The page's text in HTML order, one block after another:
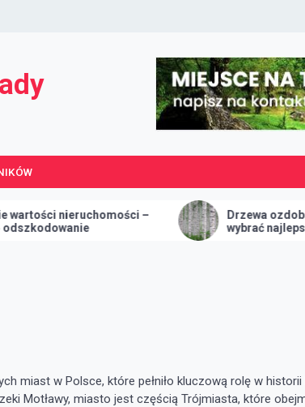
–
Drzewa ozdobne z
wybrać najlepsze gatunki
miast w Polsce, które pełniło kluczową rolę w
Motławy, miasto jest częścią Trójmiasta, które